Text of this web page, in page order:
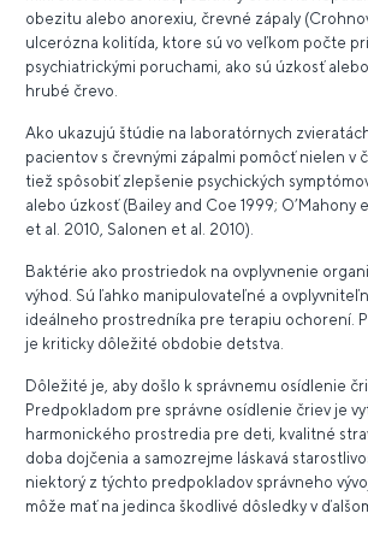
obezitu alebo anorexiu, črevné zápaly
ulcerózna kolitída, ktore sú vo veľkom počte
psychiatrickými poruchami, ako sú úzkosť
hrubé črevo.
Ako ukazujú štúdie na laboratórnych
pacientov s črevnými zápalmi pomôcť nielen v
tiež spôsobiť zlepšenie psychických
alebo úzkosť (Bailey and Coe 1999; O’Mahony
et al. 2010, Salonen et al. 2010).
Baktérie ako prostriedok na ovplyvnenie
výhod. Sú ľahko manipulovateľné a
ideálneho prostredníka pre terapiu ochorení.
je kriticky dôležité obdobie detstva.
Dôležité je, aby došlo k správnemu osídlenie
Predpokladom pre správne osídlenie čriev je
harmonického prostredia pre deti, kvalitné
doba dojčenia a samozrejme láskavá
niektorý z týchto predpokladov správneho
môže mať na jedinca škodlivé dôsledky v